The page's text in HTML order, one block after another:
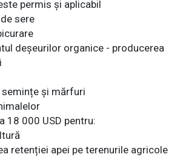
permis și aplicabil
sere
deșeurilor organice - producerea
semințe și mărfuri
18 000 USD pentru:
retenției apei pe terenurile agricole